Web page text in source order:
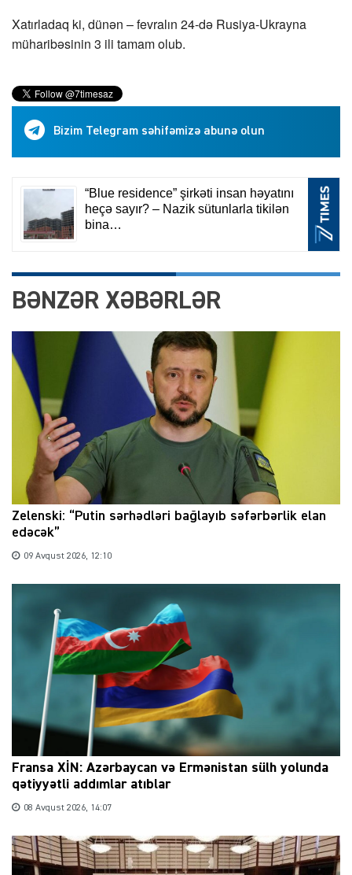
Xatırladaq ki, dünən – fevralın 24-də Rusiya-Ukrayna
müharibəsinin 3 ili tamam olub.
Bizim Telegram səhifəmizə abunə olun
BƏNZƏR XƏBƏRLƏR
Zelenski: “Putin sərhədləri bağlayıb səfərbərlik elan
edəcək”
09 Avqust 2026, 12:10
Fransa XİN: Azərbaycan və Ermənistan sülh yolunda
qətiyyətli addımlar atıblar
08 Avqust 2026, 14:07